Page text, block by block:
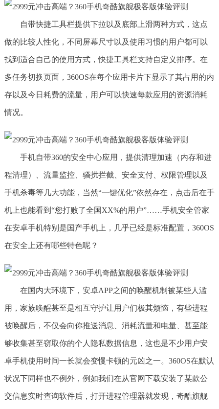
自带快捷工具栏提供下拉以及底部上滑两种方式，这点
做的比较人性化，不同屏幕尺寸以及使用习惯的用户都可以
找到适合自己的使用方式，快捷工具栏支持自定义排序。在
多任务切换页面，360OS在每个应用卡片下显示了其占用的内
存以及今日耗费的流量，用户可以快速每款应用的资源消耗
情况。
手机自带360的安全中心应用，提供清理加速（内存和进
程清理）、流量监控、骚扰拦截、安全支付、权限管理以及
手机杀毒等几大功能，当然“一键优化”依然存在，点击后在手
机上也能看到“您打败了全国XX%的用户”……手机安全管家
在安卓手机特别是国产手机上，几乎已经是标准配置，360OS
在安全上还有哪些特色呢？
在国内大环境下，安卓APP之间的唤醒机制被某些人滥
用，家族唤醒甚至是相互守护让用户们极其烦恼，有些进程
被唤醒后，不仅会向你推送消息、消耗流量和电量、甚至能
够收集甚至窃取你的个人隐私数据信息，这也是不少用户安
卓手机使用时间一长就会变慢卡顿的元凶之一。360OS在默认
状况下同样也不例外，例如我们在从官网下载安装了某款公
交信息实时查询软件后，打开进程管理器就发现，奇酷旗舰